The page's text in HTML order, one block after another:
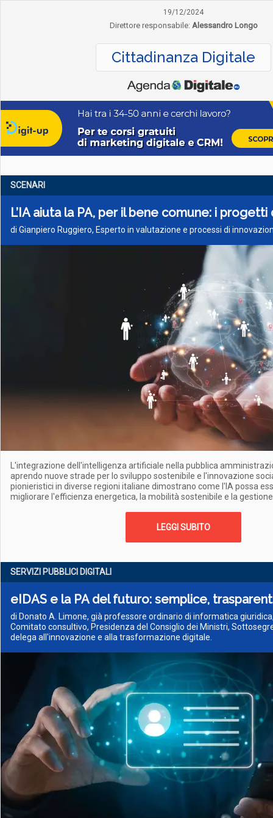
19/12/2024
Direttore responsabile: Alessandro Longo
Cittadinanza Digitale
SCENARI
L’IA aiuta la PA, per il bene comune: i
di Gianpiero Ruggiero, Esperto in valutazione e processi di
L'integrazione dell'intelligenza artificiale nella pubblica
aprendo nuove strade per lo sviluppo sostenibile e l'innovazione
pionieristici in diverse regioni italiane dimostrano come l'IA possa
migliorare l'efficienza energetica, la mobilità sostenibile e la
LEGGI SUBITO
SERVIZI PUBBLICI DIGITALI
eIDAS e la PA del futuro: semplice,
di Donato A. Limone, già professore ordinario di informatica
Comitato consultivo, Presidenza del Consiglio dei Ministri,
delega all'innovazione e alla trasformazione digitale.